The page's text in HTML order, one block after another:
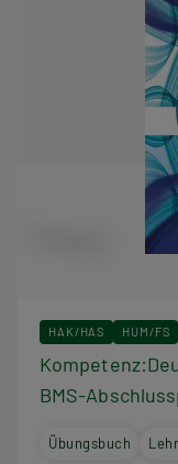
HAK/HAS HUM/FS
BMS-
Übungsbuch